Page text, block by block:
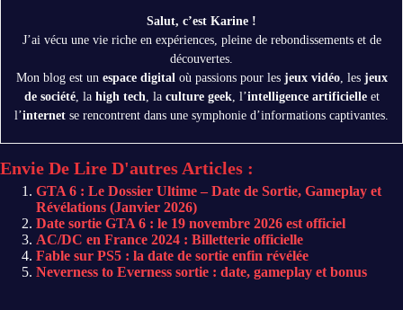
Salut, c’est Karine !
J’ai vécu une vie riche en expériences, pleine de rebondissements et de
découvertes.
Mon blog est un espace digitaloù passions pour les jeux vidéo, les jeux
de société, la high tech, la culture geek, l’intelligence artificielleet
l’internet se rencontrent dans une symphonie d’informations captivantes.
Envie De Lire D'autres Articles :
GTA 6 : Le Dossier Ultime – Date de Sortie, Gameplay et
Révélations (Janvier 2026)
Date sortie GTA 6 : le 19 novembre 2026 est officiel
AC/DC en France 2024 : Billetterie officielle
Fable sur PS5 : la date de sortie enfin révélée
Neverness to Everness sortie : date, gameplay et bonus